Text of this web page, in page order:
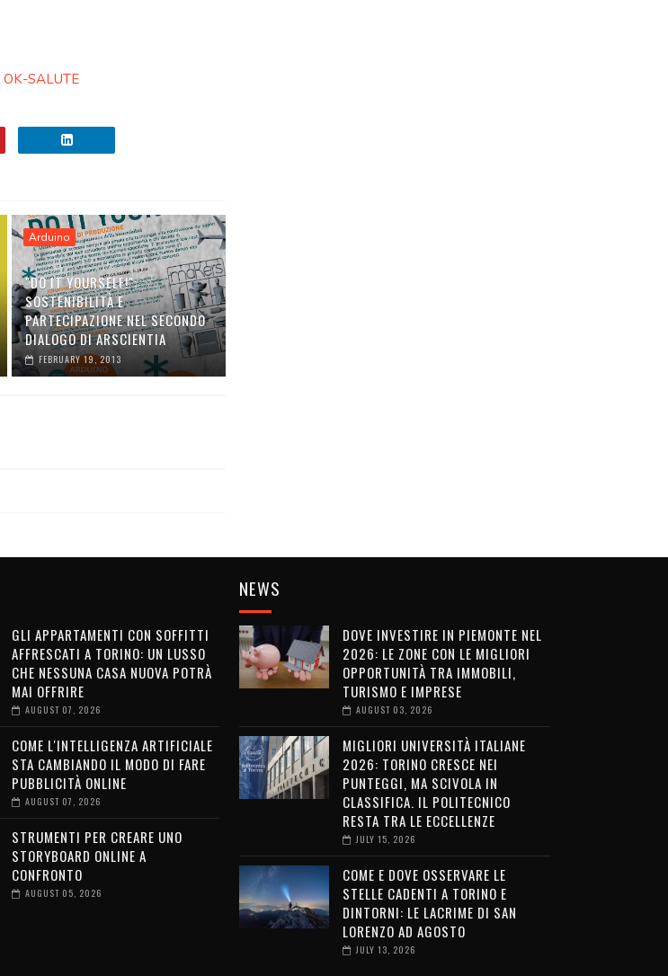
OK-SALUTE
Arduino
"DO IT YOURSELF!":
SOSTENIBILITÀ E
PARTECIPAZIONE NEL SECONDO
DIALOGO DI ARSCIENTIA
FEBRUARY 19, 2013
GLI APPARTAMENTI CON SOFFITTI
AFFRESCATI A TORINO: UN LUSSO
CHE NESSUNA CASA NUOVA POTRÀ
MAI OFFRIRE
AUGUST 07, 2026
COME L'INTELLIGENZA ARTIFICIALE
STA CAMBIANDO IL MODO DI FARE
PUBBLICITÀ ONLINE
AUGUST 07, 2026
STRUMENTI PER CREARE UNO
STORYBOARD ONLINE A
CONFRONTO
AUGUST 05, 2026
NEWS
DOVE INVESTIRE IN PIEMONTE NEL
2026: LE ZONE CON LE MIGLIORI
OPPORTUNITÀ TRA IMMOBILI,
TURISMO E IMPRESE
AUGUST 03, 2026
MIGLIORI UNIVERSITÀ ITALIANE
2026: TORINO CRESCE NEI
PUNTEGGI, MA SCIVOLA IN
CLASSIFICA. IL POLITECNICO
RESTA TRA LE ECCELLENZE
JULY 15, 2026
COME E DOVE OSSERVARE LE
STELLE CADENTI A TORINO E
DINTORNI: LE LACRIME DI SAN
LORENZO AD AGOSTO
JULY 13, 2026